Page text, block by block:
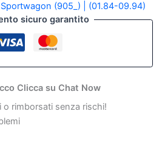
(905_) | (01.84-09.94)
sicuro garantito
Clicca su Chat Now
o rimborsati senza rischi!